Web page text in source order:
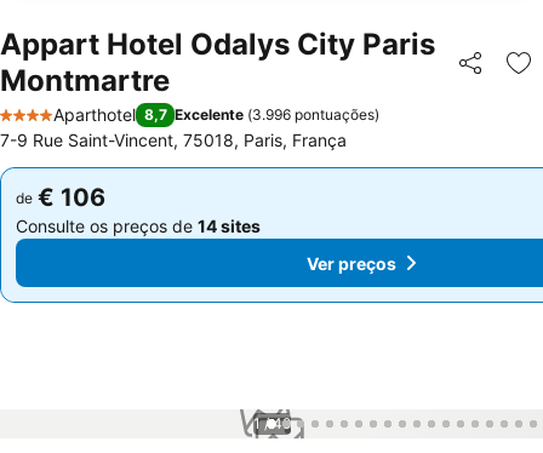
Appart Hotel Odalys City Paris
Montmartre
Partilhar
4 Estrelas
Aparthotel 8,7 Excelente (3.996 pontuações)
7-9 Rue Saint-Vincent, 75018, Paris, França
de € 106
Consulte os preços de 14 sites
de € 106
Consulte os preços de 14 sites
Ver preços
1 / 49